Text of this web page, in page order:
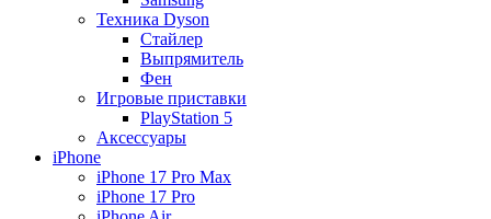
Техника Dyson
Стайлер
Выпрямитель
Фен
Игровые приставки
PlayStation 5
Аксессуары
iPhone
iPhone 17 Pro Max
iPhone 17 Pro